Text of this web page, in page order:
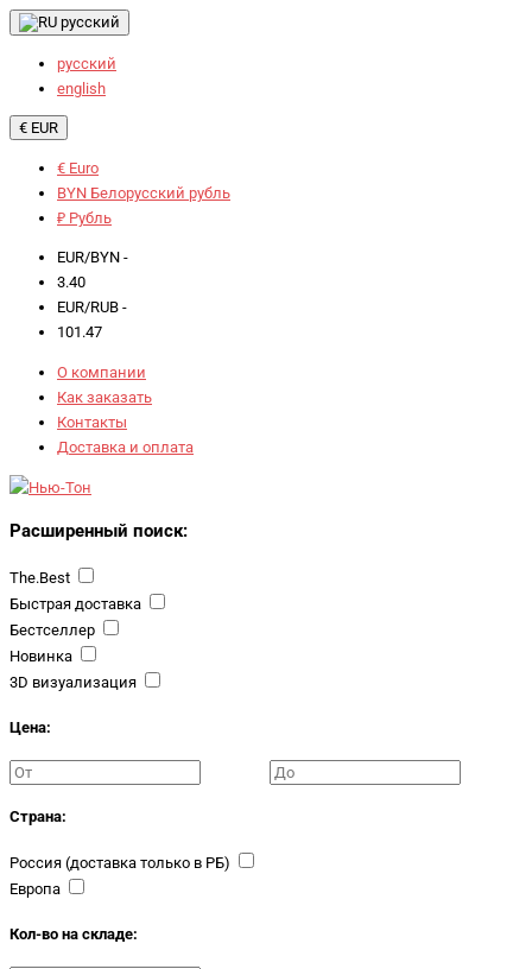
русский
русский
english
€ EUR
€ Euro
BYN Белорусский рубль
₽ Рубль
EUR/BYN -
3.40
EUR/RUB -
101.47
О компании
Как заказать
Контакты
Доставка и оплата
Расширенный поиск:
The.Best
Быстрая доставка
Бестселлер
Новинка
3D визуализация
Цена:
Страна:
Россия (доставка только в РБ)
Европа
Кол-во на складе: